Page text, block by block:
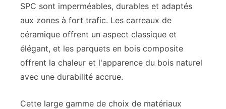
SPC sont imperméables, durables et adaptés
aux zones à fort trafic. Les carreaux de
céramique offrent un aspect classique et
élégant, et les parquets en bois composite
offrent la chaleur et l'apparence du bois naturel
avec une durabilité accrue.
Cette large gamme de choix de matériaux